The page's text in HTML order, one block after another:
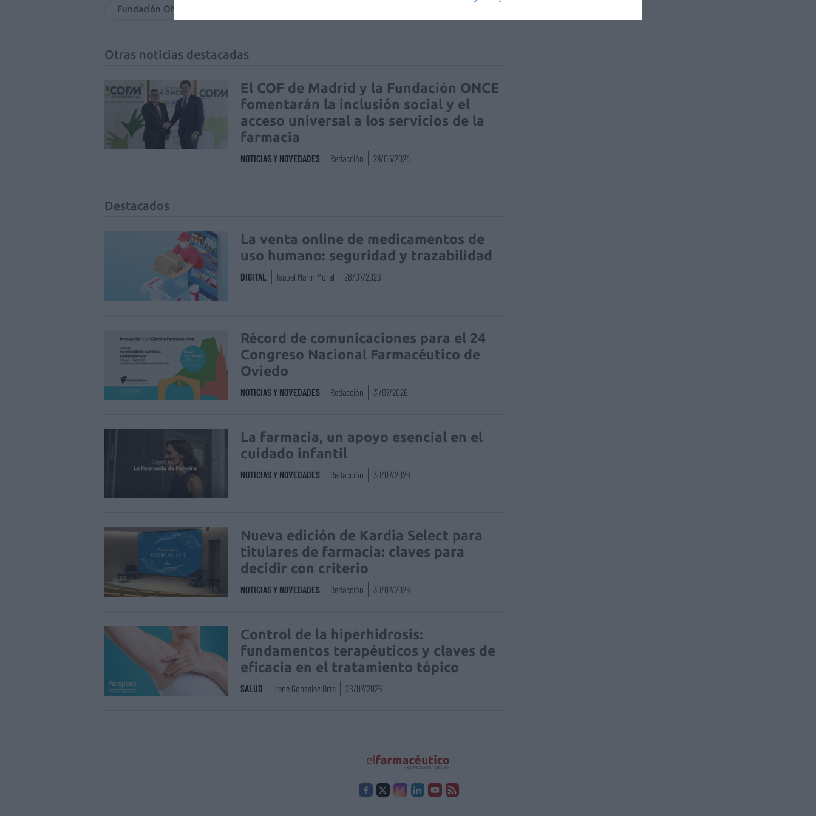
Fundación ONCE
Otras noticias destacadas
El COF de Madrid y la Fundación ONCE
fomentarán la inclusión social y el
acceso universal a los servicios de la
farmacia
NOTICIAS Y NOVEDADES Redacción 29/05/2024
Destacados
La venta online de medicamentos de
uso humano: seguridad y trazabilidad
DIGITAL Isabel Marín Moral 28/07/2026
Récord de comunicaciones para el 24
Congreso Nacional Farmacéutico de
Oviedo
NOTICIAS Y NOVEDADES Redacción 31/07/2026
La farmacia, un apoyo esencial en el
cuidado infantil
NOTICIAS Y NOVEDADES Redacción 30/07/2026
Nueva edición de Kardia Select para
titulares de farmacia: claves para
decidir con criterio
NOTICIAS Y NOVEDADES Redacción 30/07/2026
Control de la hiperhidrosis:
fundamentos terapéuticos y claves de
eficacia en el tratamiento tópico
SALUD Irene González Orts 28/07/2026